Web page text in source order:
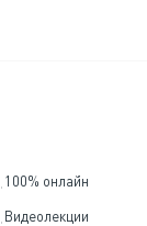
100% онлайн
Видеолекции